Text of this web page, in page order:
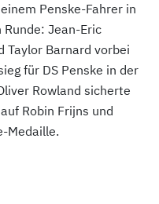
Penske-Fahrer in
Jean-Eric
Taylor Barnard vorbei
für DS Penske in der
Rowland sicherte
Robin Frijns und
Medaille.